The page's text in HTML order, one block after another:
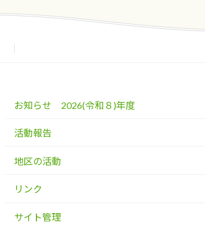
お知らせ 2026(令和８)年度
活動報告
地区の活動
リンク
サイト管理